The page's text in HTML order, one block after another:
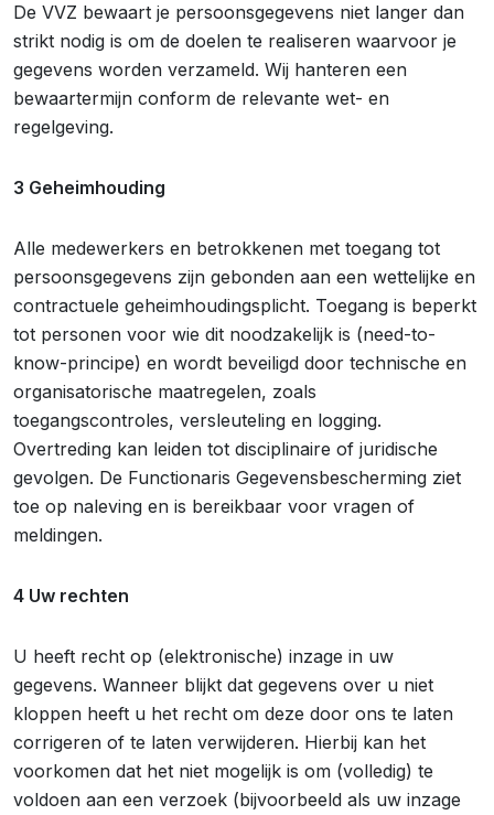
De VVZ bewaart je persoonsgegevens niet langer dan
strikt nodig is om de doelen te realiseren waarvoor je
gegevens worden verzameld. Wij hanteren een
bewaartermijn conform de relevante wet- en
regelgeving.
3 Geheimhouding
Alle medewerkers en betrokkenen met toegang tot
persoonsgegevens zijn gebonden aan een wettelijke en
contractuele geheimhoudingsplicht. Toegang is beperkt
tot personen voor wie dit noodzakelijk is (need-to-
know-principe) en wordt beveiligd door technische en
organisatorische maatregelen, zoals
toegangscontroles, versleuteling en logging.
Overtreding kan leiden tot disciplinaire of juridische
gevolgen. De Functionaris Gegevensbescherming ziet
toe op naleving en is bereikbaar voor vragen of
meldingen.
4 Uw rechten
U heeft recht op (elektronische) inzage in uw
gegevens. Wanneer blijkt dat gegevens over u niet
kloppen heeft u het recht om deze door ons te laten
corrigeren of te laten verwijderen. Hierbij kan het
voorkomen dat het niet mogelijk is om (volledig) te
voldoen aan een verzoek (bijvoorbeeld als uw inzage